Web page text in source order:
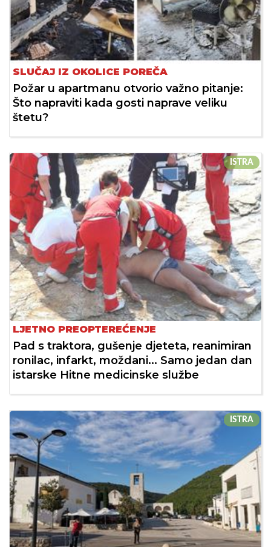
SLUČAJ IZ OKOLICE POREČA
Požar u apartmanu otvorio važno pitanje:
Što napraviti kada gosti naprave veliku
štetu?
ISTRA
LJETNO PREOPTEREĆENJE
Pad s traktora, gušenje djeteta, reanimiran
ronilac, infarkt, moždani... Samo jedan dan
istarske Hitne medicinske službe
ISTRA